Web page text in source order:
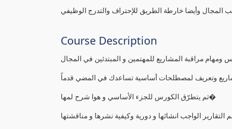
المجال وأيضا خارطة الطريق للإحتراف والتدرج الوظيفي
Course Description
مراقبة المشاريع للمهتمين و المبتدئين في المجال
وتعريف لمصطلحات أساسية تساعدك في المضي قدماً
ثم يتطرّق الكورس للجزء الأساسي و هوا شرح لمها�
التقارير الواجب انشائها و دورية وكيفية نشرها و مناقشتها